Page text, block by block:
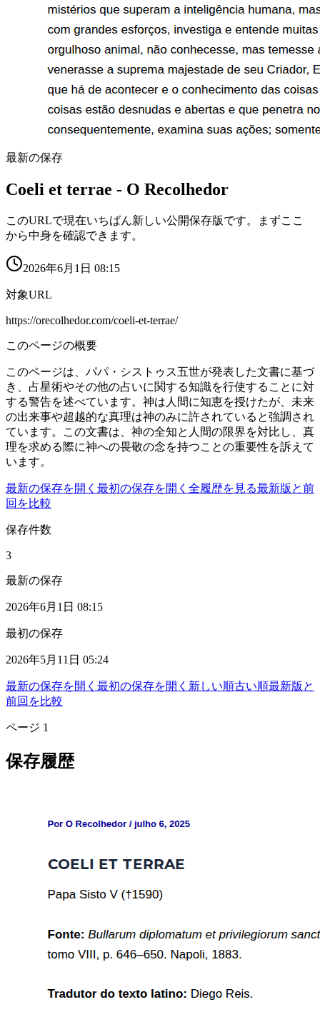
最新の保存
Coeli et terrae - O Recolhedor
このURLで現在いちばん新しい公開保存版です。まずここ
から中身を確認できます。
2026年6月1日 08:15
対象URL
https://orecolhedor.com/coeli-et-terrae/
このページの概要
このページは、パパ・シストゥス五世が発表した文書に基づ
き、占星術やその他の占いに関する知識を行使することに対
する警告を述べています。神は人間に知恵を授けたが、未来
の出来事や超越的な真理は神のみに許されていると強調され
ています。この文書は、神の全知と人間の限界を対比し、真
理を求める際に神への畏敬の念を持つことの重要性を訴えて
います。
最新の保存を開く 最初の保存を開く 全履歴を見る最新版と前
回を比較
保存件数
3
最新の保存
2026年6月1日 08:15
最初の保存
2026年5月11日 05:24
最新の保存を開く 最初の保存を開く 新しい順古い順最新版と
前回を比較
ページ 1
保存履歴